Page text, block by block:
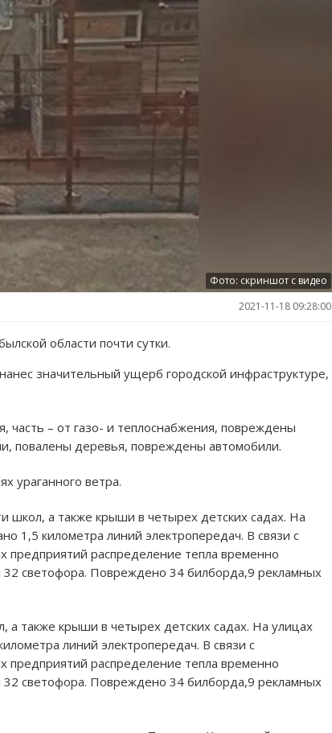
Фото: скриншот с видео
2021-11-18 09:28:00
области почти сутки.
значительный ущерб городской инфраструктуре,
часть – от газо- и теплоснабжения, повреждены
повалены деревья, повреждены автомобили.
ураганного ветра.
а также крыши в четырех детских садах. На
1,5 километра линий электропередач. В связи с
предприятий распределение тепла временно
32 светофора. Повреждено 34 билборда,9 рекламных
также крыши в четырех детских садах. На улицах
линий электропередач. В связи с
предприятий распределение тепла временно
32 светофора. Повреждено 34 билборда,9 рекламных